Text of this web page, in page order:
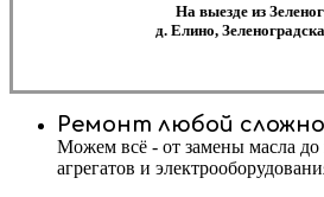
На выезде из
д. Елино,
Ремонт любой
Можем всё - от замены масла до
агрегатов и